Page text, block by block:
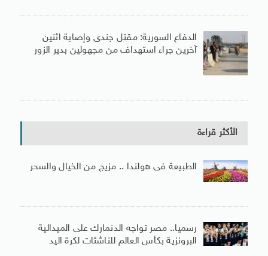
الدفاع السورية: مقتل جندى وإصابة اثنين
آخرين جراء استهداف من مجهولين بدير الزور
الأكثر قراءة
الطبيعة فى هولندا .. مزيج من الخيال والسحر
رسميا.. مصر تواجه الدنمارك على الميدالية
البرونزية بكأس العالم للناشئات لكرة اليد